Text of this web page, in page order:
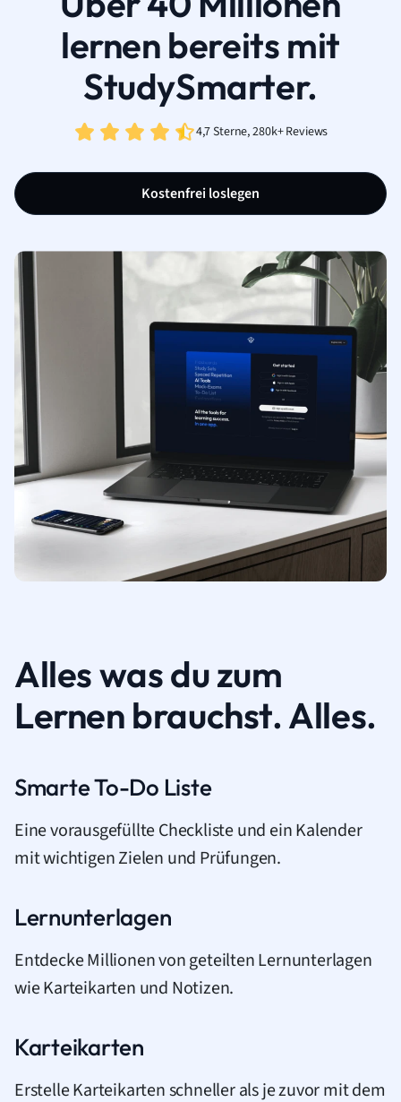
lernen bereits mit
StudySmarter.
4,7 Sterne, 280k+ Reviews
Kostenfrei loslegen
Alles was du zum
Lernen brauchst. Alles.
Smarte To-Do Liste
Eine vorausgefüllte Checkliste und ein Kalender
mit wichtigen Zielen und Prüfungen.
Lernunterlagen
Entdecke Millionen von geteilten Lernunterlagen
wie Karteikarten und Notizen.
Karteikarten
Erstelle Karteikarten schneller als je zuvor mit dem